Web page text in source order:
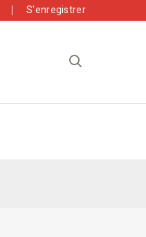
S'enregistrer